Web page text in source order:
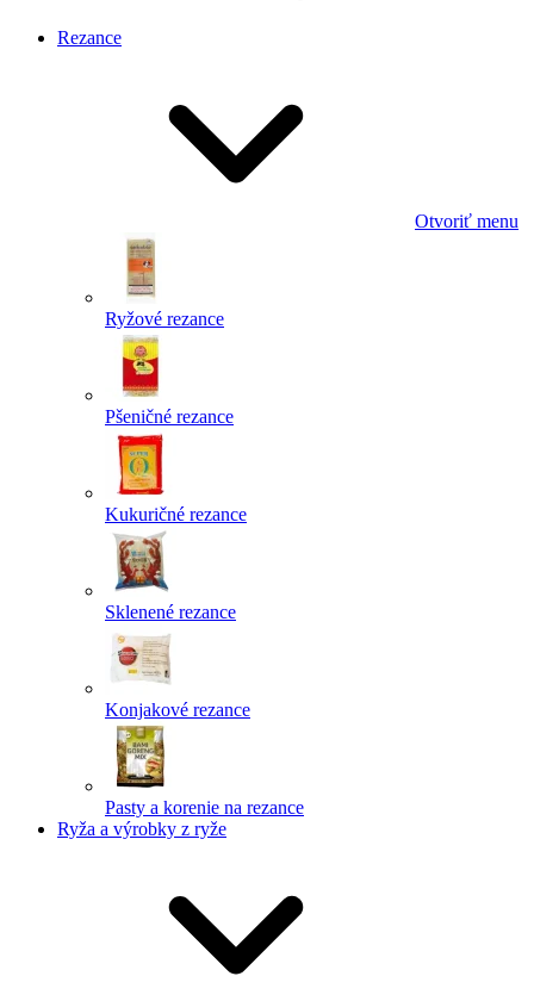
Rezance
Otvoriť menu
Ryžové rezance
Pšeničné rezance
Kukuričné rezance
Sklenené rezance
Konjakové rezance
Pasty a korenie na rezance
Ryža a výrobky z ryže